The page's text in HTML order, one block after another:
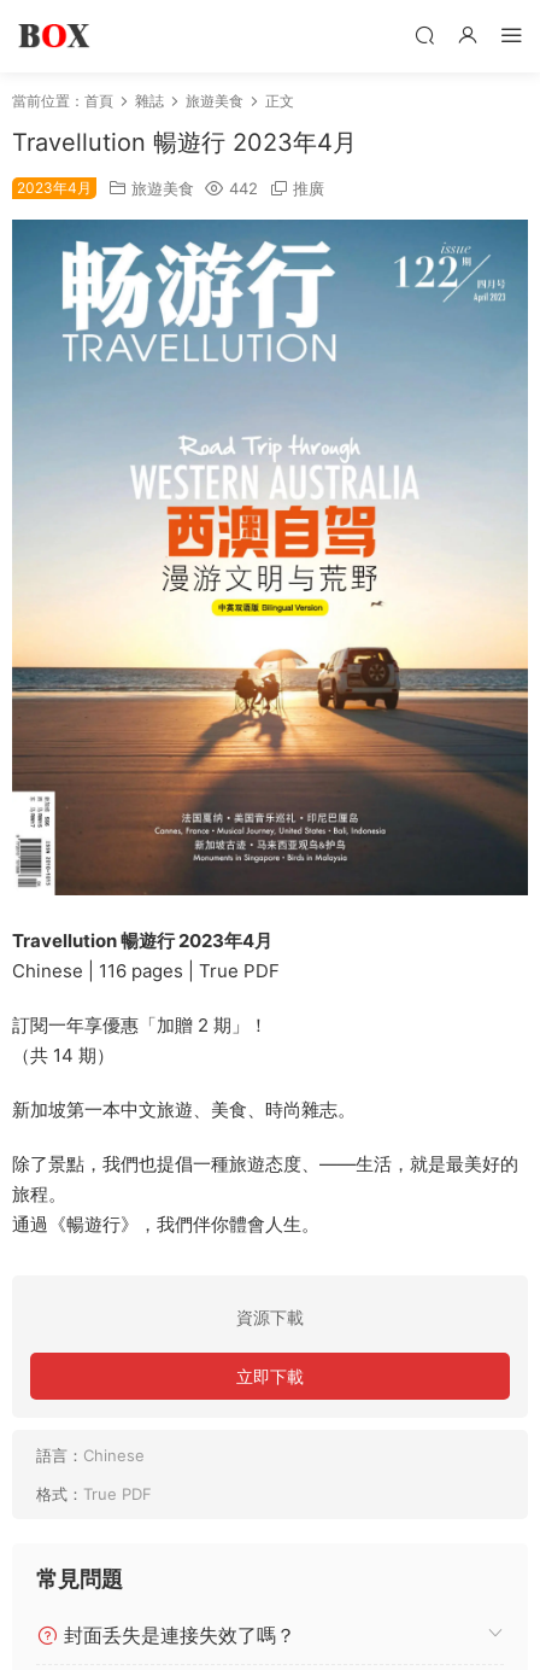
當前位置： 首頁 雜誌 旅遊美食 正文
Travellution 暢遊行 2023年4月
2023年4月 旅遊美食 442 推廣
Travellution 暢遊行 2023年4月
Chinese | 116 pages | True PDF
訂閱一年享優惠「加贈 2 期」！
（共 14 期）
新加坡第一本中文旅遊、美食、時尚雜志。
除了景點，我們也提倡一種旅遊态度、——生活，就是最美好的
旅程。
通過《暢遊行》，我們伴你體會人生。
資源下載
立即下載
語言： Chinese
格式： True PDF
常見問題
封面丢失是連接失效了嗎？